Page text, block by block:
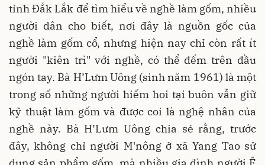
tỉnh Đắk Lắk để tìm hiểu về nghề làm gốm, nhiều
người dân cho biết, nơi đây là nguồn gốc của
nghề làm gốm cổ, nhưng hiện nay chỉ còn rất ít
người "kiên trì" với nghề, có thể đếm trên đầu
ngón tay. Bà H’Lưm Uông (sinh năm 1961) là một
trong số những người hiếm hoi tại buôn vẫn giữ
kỹ thuật làm gốm và được coi là nghệ nhân của
nghề này. Bà H’Lưm Uông chia sẻ rằng, trước
đây, không chỉ người M'nông ở xã Yang Tao sử